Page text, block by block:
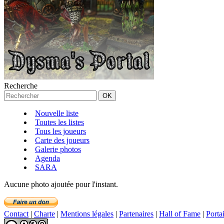
Recherche
Nouvelle liste
Toutes les listes
Tous les joueurs
Carte des joueurs
Galerie photos
Agenda
SARA
Aucune photo ajoutée pour l'instant.
Contact | Charte | Mentions légales | Partenaires | Hall of Fame |